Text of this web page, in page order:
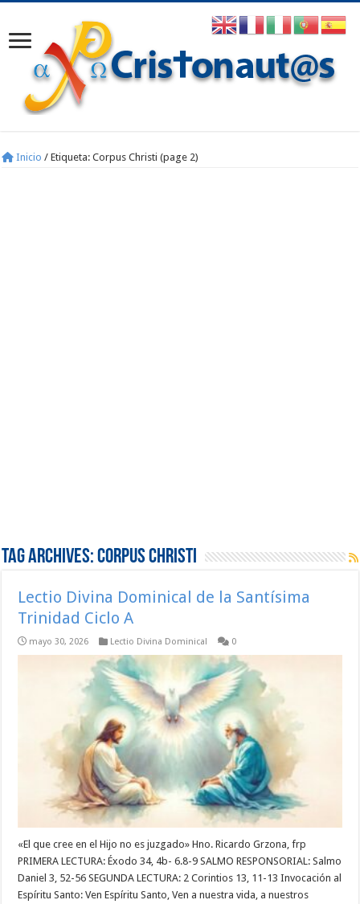
Inicio / Etiqueta:Corpus Christi (page 2)
Tag Archives:Corpus Christi
Lectio Divina Dominical de la Santísima
Trinidad Ciclo A
mayo 30, 2026 Lectio Divina Dominical 0
«El que cree en el Hijo no es juzgado» Hno. Ricardo Grzona, frp
PRIMERA LECTURA: Éxodo 34, 4b- 6.8-9 SALMO RESPONSORIAL: Salmo
Daniel 3, 52-56 SEGUNDA LECTURA: 2 Corintios 13, 11-13 Invocación al
Espíritu Santo: Ven Espíritu Santo, Ven a nuestra vida, a nuestros